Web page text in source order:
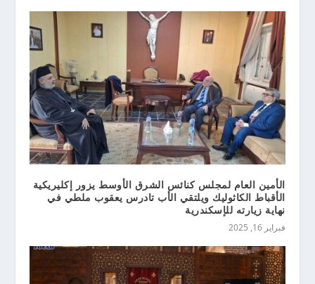
الأمين العام لمجلس كنائس الشرق الأوسط يزور إكليريكية
الأقباط الكاثوليك ويلتقي الأب تادرس يعقوب ملطي في
نهاية زيارته للإسكندرية
فبراير 16, 2025